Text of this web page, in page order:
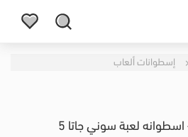
إسطوانات ألعاب